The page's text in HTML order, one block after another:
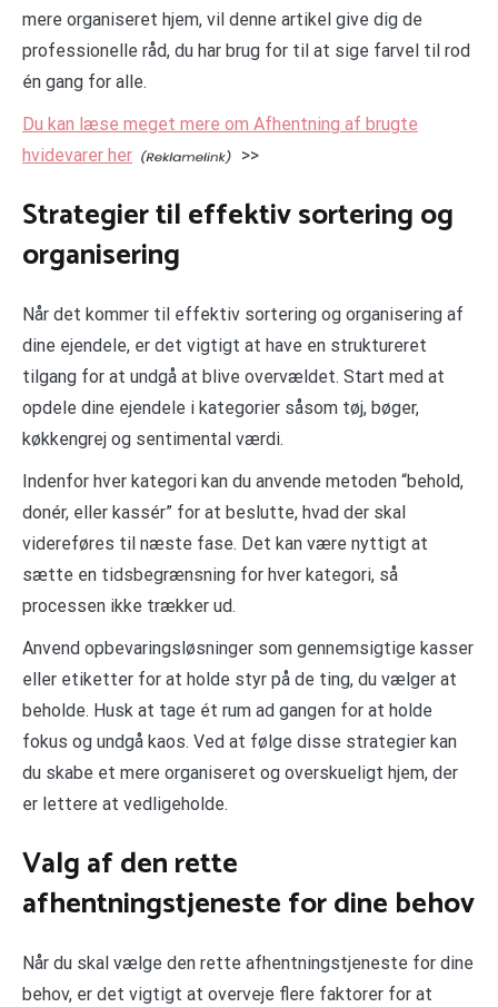
mere organiseret hjem, vil denne artikel give dig de
professionelle råd, du har brug for til at sige farvel til rod
én gang for alle.
Du kan læse meget mere om Afhentning af brugte
hvidevarer her
>>
Strategier til effektiv sortering og
organisering
Når det kommer til effektiv sortering og organisering af
dine ejendele, er det vigtigt at have en struktureret
tilgang for at undgå at blive overvældet. Start med at
opdele dine ejendele i kategorier såsom tøj, bøger,
køkkengrej og sentimental værdi.
Indenfor hver kategori kan du anvende metoden “behold,
donér, eller kassér” for at beslutte, hvad der skal
videreføres til næste fase. Det kan være nyttigt at
sætte en tidsbegrænsning for hver kategori, så
processen ikke trækker ud.
Anvend opbevaringsløsninger som gennemsigtige kasser
eller etiketter for at holde styr på de ting, du vælger at
beholde. Husk at tage ét rum ad gangen for at holde
fokus og undgå kaos. Ved at følge disse strategier kan
du skabe et mere organiseret og overskueligt hjem, der
er lettere at vedligeholde.
Valg af den rette
afhentningstjeneste for dine behov
Når du skal vælge den rette afhentningstjeneste for dine
behov, er det vigtigt at overveje flere faktorer for at